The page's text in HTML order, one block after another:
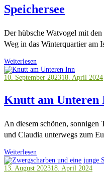
Speichersee
Der hübsche Watvogel mit
Weg in das Winterquartier am
Weiterlesen
10. September 202318. April 2024
Knutt am Unteren
An diesem schönen,
und Claudia unterwegs zum
Weiterlesen
13. August 202318. April 2024